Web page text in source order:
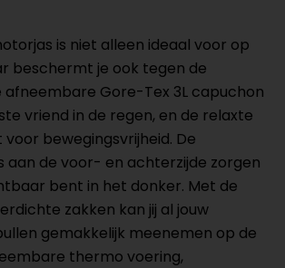
is niet alleen ideaal voor op
beschermt je ook tegen de
afneembare Gore-Tex 3L capuchon
vriend in de regen, en de relaxte
bewegingsvrijheid. De
aan de voor- en achterzijde zorgen
bent in het donker. Met de
zakken kan jij al jouw
gemakkelijk meenemen op de
thermo voering,